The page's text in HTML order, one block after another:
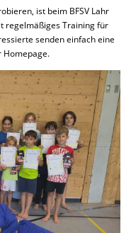
ist beim BFSV Lahr
regelmäßiges Training für
senden einfach eine
Homepage.